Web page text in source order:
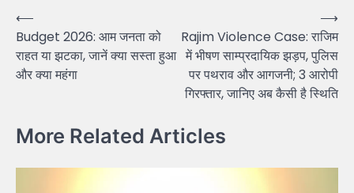
Post
navigation
⟵
Budget 2026: आम जनता को
राहत या झटका, जानें क्या सस्ता हुआ
और क्या महंगा
Rajim Violence Case: राजिम
में भीषण साम्प्रदायिक झड़प, पुलिस
पर पथराव और आगजनी; 3 आरोपी
गिरफ्तार, जानिए अब कैसी है स्थिति
⟶
More Related Articles